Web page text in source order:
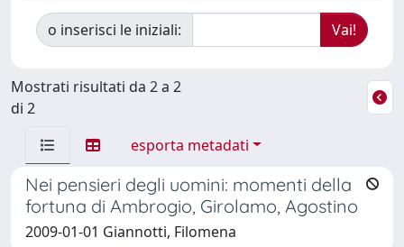
o inserisci le iniziali:
Mostrati risultati da 2 a 2
di 2
esporta metadati
Nei pensieri degli uomini: momenti della
fortuna di Ambrogio, Girolamo, Agostino
2009-01-01 Giannotti, Filomena